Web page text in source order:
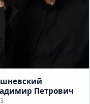
Петрович